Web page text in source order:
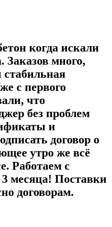
когда искали
Заказов много,
стабильная
с первого
что
без проблем
и
договор о
утро же всё
Работаем с
месяца! Поставки
договорам.